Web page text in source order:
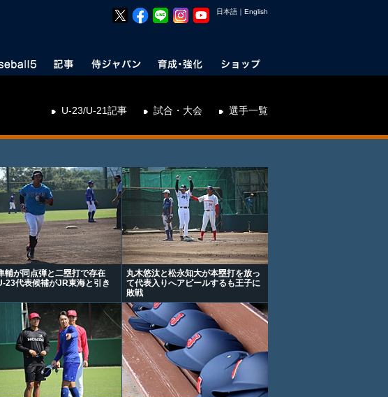
日本語 ｜ English
U-23/U-21記事 試合・大会 選手一覧
輔が同点弾と二塁打で存在
代表候補がJR東海と引き
丸木悠汰と松永知大が本塁打を放っ
て代表入りへアピールするも王子に
敗戦